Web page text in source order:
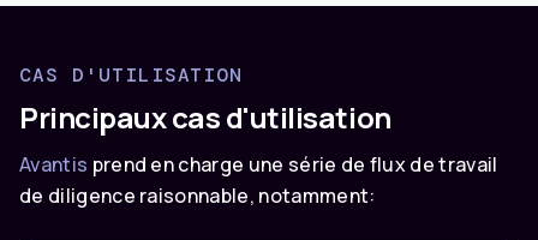
CAS D'UTILISATION
Principaux cas d'utilisation
Avantis prend en charge une série de flux de travail
de diligence raisonnable, notamment: